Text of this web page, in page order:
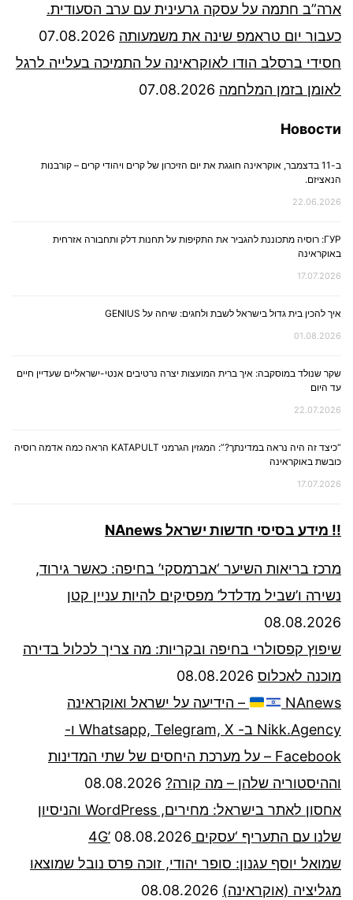
ארה”ב חתמה על עסקה גרעינית עם ערב הסעודית.
כעבור יום טראמפ שינה את משמעותה 07.08.2026
חסידי ברסלב הודו לאוקראינה על התמיכה בעלייה לרגל
לאומן בזמן המלחמה 07.08.2026
Новости
ב-11 בדצמבר, אוקראינה חוגגת את יום הזיכרון של קרים ויהודי קרים – קורבנות
הנאציזם.
22.06.2026
ГУР: רוסיה מתכוננת להגביר את התקיפות על תחנות דלק ותחבורה אזרחית
באוקראינה
17.07.2026
איך להכין בית גדול בישראל לשבת ולחגים: שיחה על GENIUS
01.08.2026
שקר שנולד במוסקבה: איך ברית המועצות יצרה נרטיבים אנטי-ישראליים שעדיין חיים
עד היום
22.07.2026
“כיצד זה היה נראה במדינתך?”: המגזין הגרמני KATAPULT הראה כמה אדמה רוסיה
כובשת באוקראינה
17.07.2026
!! מידע בסיסי חדשות ישראל NAnews
מרכז בריאות השיער ‘אברמסקי’ בחיפה: כאשר גירוד,
נשירה ו’שביל מדלדל’ מפסיקים להיות עניין קטן
08.08.2026
שיפוץ קפסולרי בחיפה ובקריות: מה צריך לכלול בדירה
מוכנה לאכלוס 08.08.2026
NAnews
– הידיעה על ישראל ואוקראינה
Nikk.Agency ב- Whatsapp, Telegram, X ו-
Facebook – על מערכת היחסים של שתי המדינות
וההיסטוריה שלהן – מה קורה? 08.08.2026
אחסון לאתר בישראל: מחירים, WordPress והניסיון
שלנו עם התעריף ‘עסקים 4G’ 08.08.2026
שמואל יוסף עגנון: סופר יהודי, זוכה פרס נובל שמוצאו
מגליציה (אוקראינה) 08.08.2026